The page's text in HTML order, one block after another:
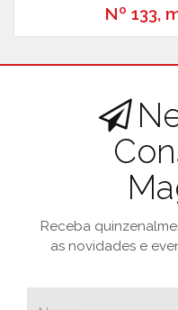
Nº 133,
Receba
as novidades e